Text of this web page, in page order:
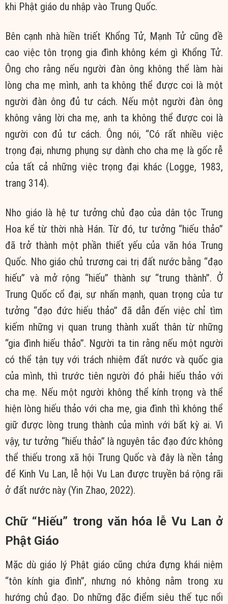
khi Phật giáo du nhập vào Trung Quốc.
Bên cạnh nhà hiền triết Khổng Tử, Mạnh Tử cũng đề
cao việc tôn trọng gia đình không kém gì Khổng Tử.
Ông cho rằng nếu người đàn ông không thể làm hài
lòng cha mẹ mình, anh ta không thể được coi là một
người đàn ông đủ tư cách. Nếu một người đàn ông
không vâng lời cha mẹ, anh ta không thể được coi là
người con đủ tư cách. Ông nói, “Có rất nhiều việc
trọng đại, nhưng phụng sự dành cho cha mẹ là gốc rễ
của tất cả những việc trọng đại khác (Logge, 1983,
trang 314).
Nho giáo là hệ tư tưởng chủ đạo của dân tộc Trung
Hoa kể từ thời nhà Hán. Từ đó, tư tưởng “hiếu thảo”
đã trở thành một phần thiết yếu của văn hóa Trung
Quốc. Nho giáo chủ trương cai trị đất nước bằng “đạo
hiếu” và mở rộng “hiếu” thành sự “trung thành”. Ở
Trung Quốc cổ đại, sự nhấn mạnh, quan trọng của tư
tưởng “đạo đức hiếu thảo” đã dẫn đến việc chỉ tìm
kiếm những vị quan trung thành xuất thân từ những
“gia đình hiếu thảo”. Người ta tin rằng nếu một người
có thể tận tụy với trách nhiệm đất nước và quốc gia
của mình, thì trước tiên người đó phải hiếu thảo với
cha mẹ. Nếu một người không thể kính trọng và thể
hiện lòng hiếu thảo với cha mẹ, gia đình thì không thể
giữ được lòng trung thành của mình với bất kỳ ai. Vì
vậy, tư tưởng “hiếu thảo” là nguyên tắc đạo đức không
thể thiếu trong xã hội Trung Quốc và đây là nền tảng
để Kinh Vu Lan, lễ hội Vu Lan được truyền bá rộng rãi
ở đất nước này (Yin Zhao, 2022).
Chữ “Hiếu” trong văn hóa lễ Vu Lan ở
Phật Giáo
Mặc dù giáo lý Phật giáo cũng chứa đựng khái niệm
“tôn kính gia đình”, nhưng nó không nằm trong xu
hướng chủ đạo. Do những đặc điểm siêu thế tục nổi